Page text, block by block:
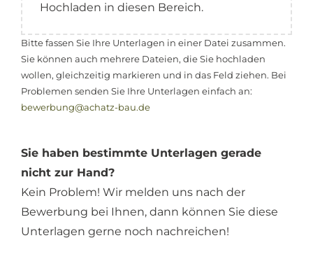
Hochladen in diesen Bereich.
Bitte fassen Sie Ihre Unterlagen in einer Datei zusammen.
Sie können auch mehrere Dateien, die Sie hochladen
wollen, gleichzeitig markieren und in das Feld ziehen. Bei
Problemen senden Sie Ihre Unterlagen einfach an:
bewerbung@achatz-bau.de
Sie haben bestimmte Unterlagen gerade
nicht zur Hand?
Kein Problem! Wir melden uns nach der
Bewerbung bei Ihnen, dann können Sie diese
Unterlagen gerne noch nachreichen!